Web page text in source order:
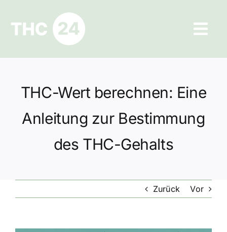
springen
Ratgeber
Hilfe und Kontakt
Datenschutz
THC-Wert berechnen: Eine
Anleitung zur Bestimmung
des THC-Gehalts
Zurück Vor